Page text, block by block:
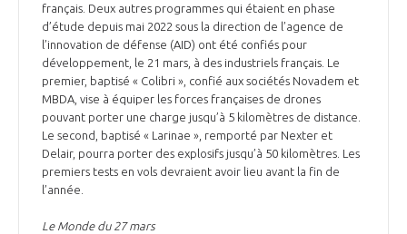
français. Deux autres programmes qui étaient en phase
d’étude depuis mai 2022 sous la direction de l’agence de
l’innovation de défense (AID) ont été confiés pour
développement, le 21 mars, à des industriels français. Le
premier, baptisé « Colibri », confié aux sociétés Novadem et
MBDA, vise à équiper les forces françaises de drones
pouvant porter une charge jusqu’à 5 kilomètres de distance.
Le second, baptisé « Larinae », remporté par Nexter et
Delair, pourra porter des explosifs jusqu’à 50 kilomètres. Les
premiers tests en vols devraient avoir lieu avant la fin de
l’année.
Le Monde du 27 mars